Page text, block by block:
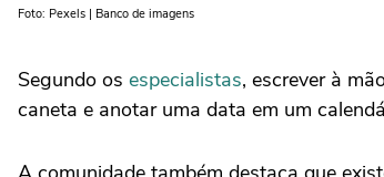
Foto: Pexels | Banco de imagens
Segundo os especialistas, escrever à
caneta e anotar uma data em um